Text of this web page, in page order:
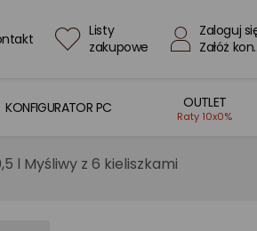
Listy
zakupowe
Zaloguj
Załóż
KONFIGURATOR PC OUTLET
Raty 10x0%
l Myśliwy z 6 kieliszkami